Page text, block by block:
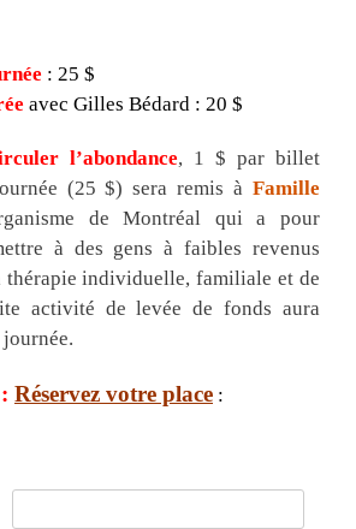
: 25 $
avec Gilles Bédard : 20 $
l’abondance, 1 $ par billet
(25 $) sera remis à Famille
de Montréal qui a pour
à des gens à faibles revenus
thérapie individuelle, familiale et de
activité de levée de fonds aura
Réservez votre place :